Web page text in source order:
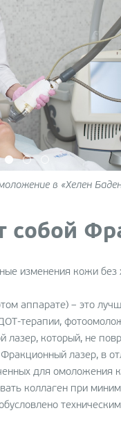
в «Хелен
собой
изменения кожи без
аппарате) – это
терапии,
лазер, который, не
лазер, в
для омоложения
коллаген при